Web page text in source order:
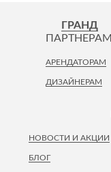
ГРАНД
НОВОСТИ И АКЦИИ
БЛОГ
ПАРТНЕРАМ
АРЕНДАТОРАМ
ДИЗАЙНЕРАМ